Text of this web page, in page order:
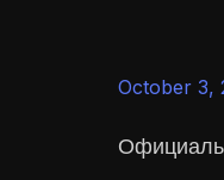
October 3,